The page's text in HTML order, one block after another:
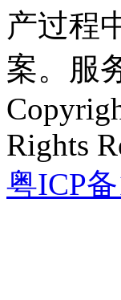
产过程
案。服
Rights
粤ICP